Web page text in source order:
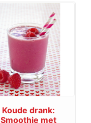
Koude drank:
Smoothie met